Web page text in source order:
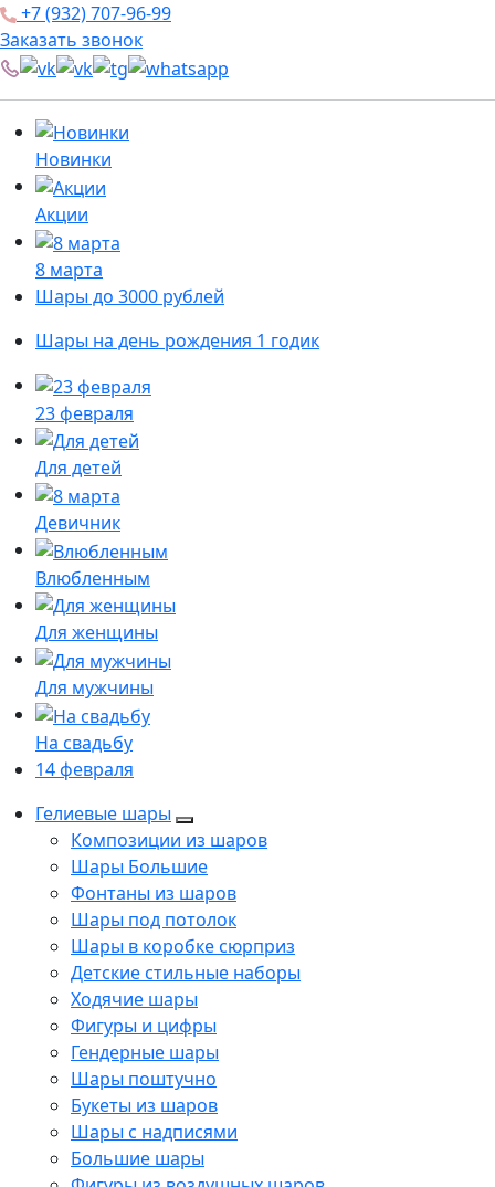
+7 (932) 707-96-99
Заказать звонок
Новинки
Акции
8 марта
Шары до 3000 рублей
Шары на день рождения 1 годик
23 февраля
Для детей
Девичник
Влюбленным
Для женщины
Для мужчины
На свадьбу
14 февраля
Гелиевые шары
Композиции из шаров
Шары Большие
Фонтаны из шаров
Шары под потолок
Шары в коробке сюрприз
Детские стильные наборы
Ходячие шары
Фигуры и цифры
Гендерные шары
Шары поштучно
Букеты из шаров
Шары с надписями
Большие шары